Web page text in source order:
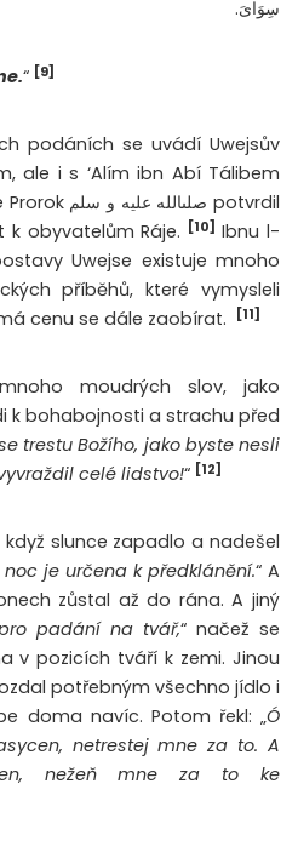
سِوَاىَ‏.
“ [9]
podáních se uvádí Uwejsův
ale i s ‘Alím ibn Abí Tálibem
k obyvatelům Ráje.
[10] Ibnu l-
Uwejse existuje mnoho
příběhů, které vymysleli
cenu se dále zaobírat.
[11]
moudrých slov, jako
k bohabojnosti a strachu před
trestu Božího, jako byste nesli
celé lidstvo!“ [12]
slunce zapadlo a nadešel
noc je určena k předklánění.“ A
zůstal až do rána. A jiný
padání na tvář,“ načež se
v pozicích tváří k zemi. Jinou
potřebným všechno jídlo i
doma navíc. Potom řekl: „Ó
netrestej mne za to. A
nežeň mne za to ke